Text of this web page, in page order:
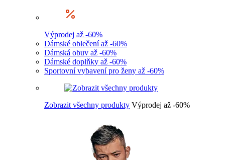
Výprodej až -60%
Dámské oblečení až -60%
Dámská obuv až -60%
Dámské doplňky až -60%
Sportovní vybavení pro ženy až -60%
Zobrazit všechny produkty Výprodej až -60%